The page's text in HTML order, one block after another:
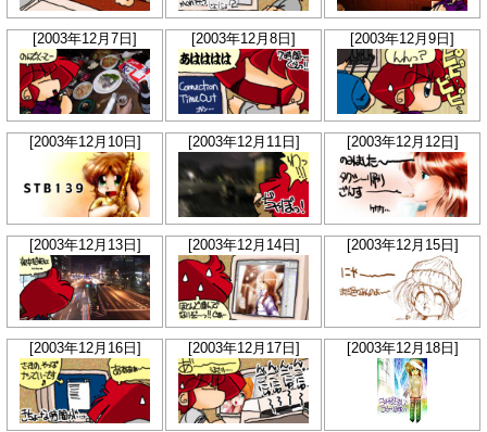
[2003年12月7日] [2003年12月8日] [2003年12月9日]
[2003年12月10日] [2003年12月11日] [2003年12月12日]
[2003年12月13日] [2003年12月14日] [2003年12月15日]
[2003年12月16日] [2003年12月17日] [2003年12月18日]